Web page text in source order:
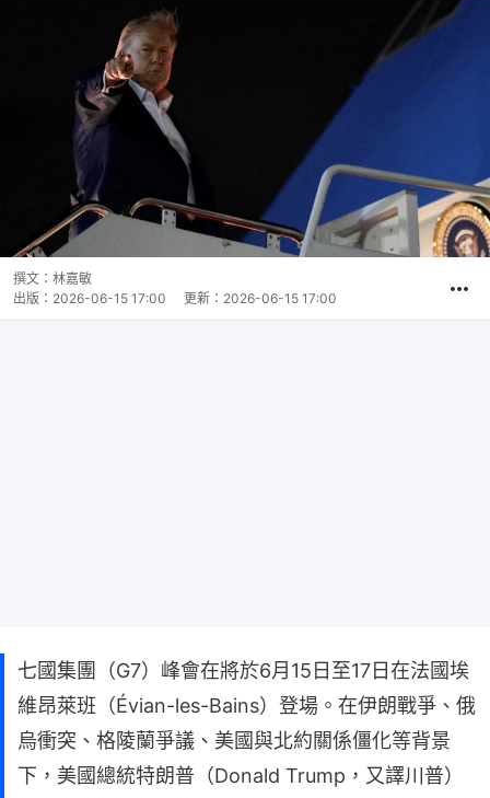
撰文： 林嘉敏
出版： 2026-06-15 17:00 更新： 2026-06-15 17:00
七國集團（G7）峰會在將於6月15日至17日在法國埃
維昂萊班（Évian-les-Bains）登場。在伊朗戰爭、俄
烏衝突、格陵蘭爭議、美國與北約關係僵化等背景
下，美國總統特朗普（Donald Trump，又譯川普）